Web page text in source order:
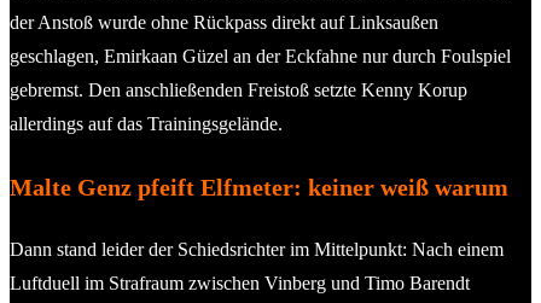
der Anstoß wurde ohne Rückpass direkt auf Linksaußen
geschlagen, Emirkaan Güzel an der Eckfahne nur durch Foulspiel
gebremst. Den anschließenden Freistoß setzte Kenny Korup
allerdings auf das Trainingsgelände.
Malte Genz pfeift Elfmeter: keiner weiß warum
Dann stand leider der Schiedsrichter im Mittelpunkt: Nach einem
Luftduell im Strafraum zwischen Vinberg und Timo Barendt